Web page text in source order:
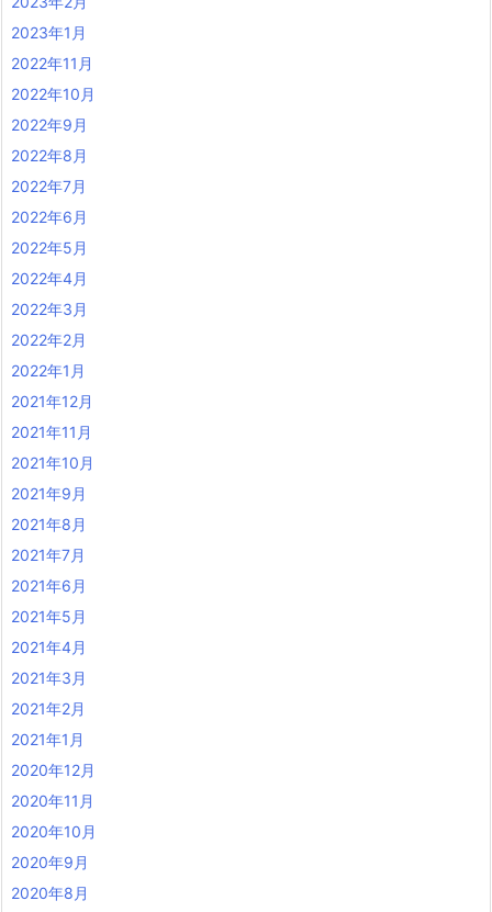
2023年1月
2022年11月
2022年10月
2022年9月
2022年8月
2022年7月
2022年6月
2022年5月
2022年4月
2022年3月
2022年2月
2022年1月
2021年12月
2021年11月
2021年10月
2021年9月
2021年8月
2021年7月
2021年6月
2021年5月
2021年4月
2021年3月
2021年2月
2021年1月
2020年12月
2020年11月
2020年10月
2020年9月
2020年8月